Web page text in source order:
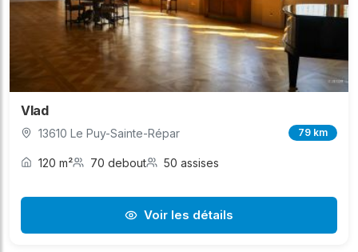
Vlad
13610 Le Puy-Sainte-Répar 79 km
120 m² 70 debout 50 assises
Voir les détails